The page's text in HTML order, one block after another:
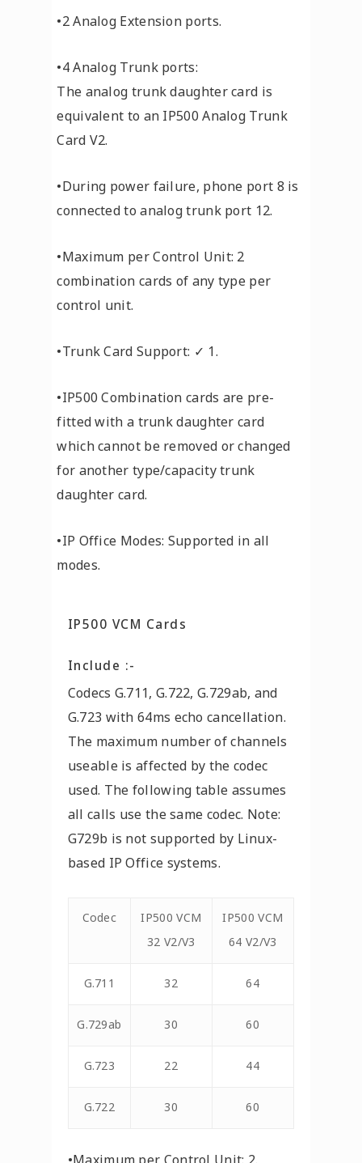
•2 Analog Extension ports.
•4 Analog Trunk ports:
The analog trunk daughter card is
equivalent to an IP500 Analog Trunk
Card V2.
•During power failure, phone port 8 is
connected to analog trunk port 12.
•Maximum per Control Unit: 2
combination cards of any type per
control unit.
•Trunk Card Support: ✓ 1.
•IP500 Combination cards are pre-
fitted with a trunk daughter card
which cannot be removed or changed
for another type/capacity trunk
daughter card.
•IP Office Modes: Supported in all
modes.
IP500 VCM Cards
Include :-
Codecs G.711, G.722, G.729ab, and
G.723 with 64ms echo cancellation.
The maximum number of channels
useable is affected by the codec
used. The following table assumes
all calls use the same codec. Note:
G729b is not supported by Linux-
based IP Office systems.
Codec
IP500 VCM
32 V2/V3
IP500 VCM
64 V2/V3
G.711 32 64
G.729ab 30 60
G.723 22 44
G.722 30 60